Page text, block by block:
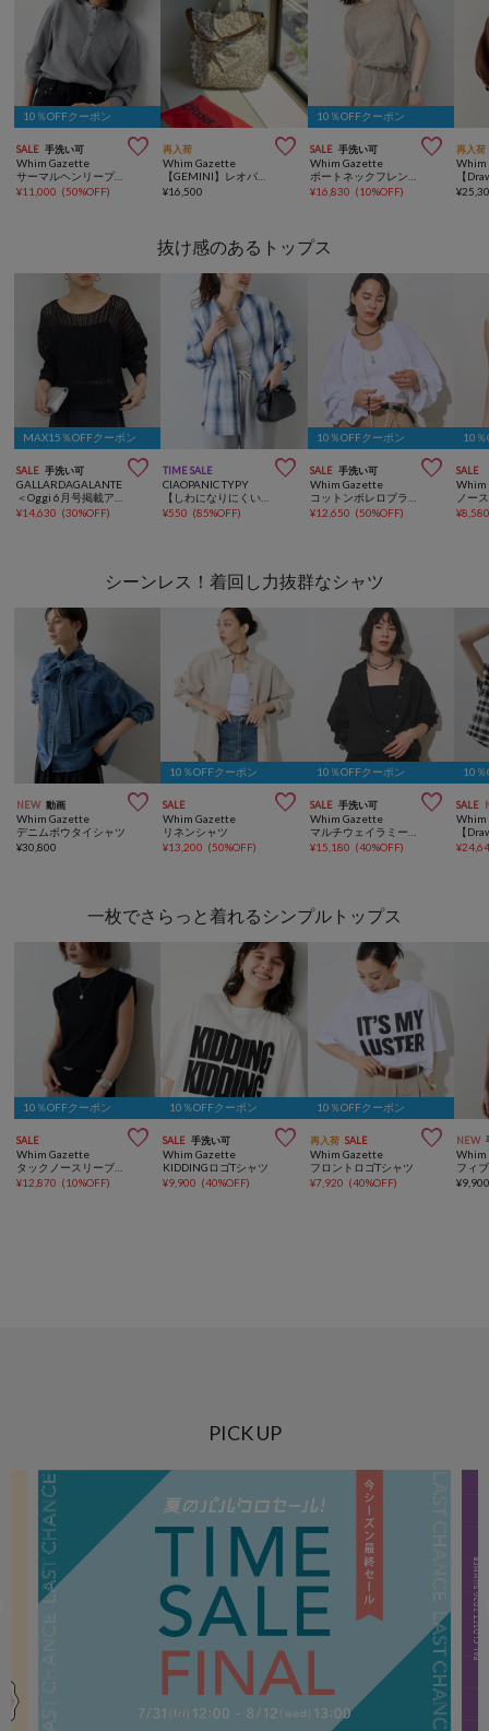
10％OFFクーポン
SALE 手洗い可 
Whim Gazette
¥11,000 (50%OFF)
再入荷 
Whim Gazette
¥16,500
10％OFFクーポン
SALE 手洗い可 
Whim Gazette
¥16,830 (10%OFF)
再入荷
Whim
¥
抜け感のあるトップス
MAX15％OFFクーポン
SALE 手洗い可 
GALLARDAGALANTE
¥14,630 (30%OFF)
TIME SALE 
CIAOPANIC TYPY
¥550 (85%OFF)
10％OFFクーポン
SALE 手洗い可 
Whim Gazette
¥12,650 (50%OFF)
10％
SALE
Whim
¥
シーンレス！着回し力抜群なシャツ
NEW 動画 
Whim Gazette
デニムボウタイシャツ
¥30,800
10％OFFクーポン
SALE 
Whim Gazette
リネンシャツ
¥13,200 (50%OFF)
10％OFFクーポン
SALE 手洗い可 
Whim Gazette
マルチウェイラミーシャツ
¥15,180 (40%OFF)
10％
SALE
Whim
¥
一枚でさらっと着れるシンプルトップス
10％OFFクーポン
SALE 
Whim Gazette
¥12,870 (10%OFF)
10％OFFクーポン
SALE 手洗い可 
Whim Gazette
KIDDINGロゴTシャツ
¥9,900 (40%OFF)
10％OFFクーポン
再入荷 SALE 
Whim Gazette
フロントロゴTシャツ
¥7,920 (40%OFF)
NEW
Whim
¥
PICK UP